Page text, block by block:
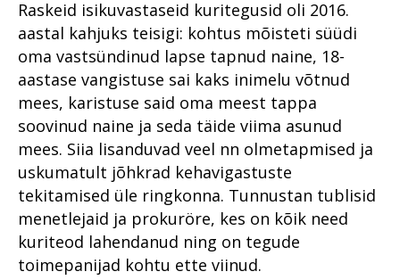
aastal 2022
Tugevatoimelised uimastid
Vahistamine ja
konfiskeerimine
Viru ringkonnaprokuratuur
aastal 2021
Mälestused Eurojusti tööst
2004–2019
Raskeid isikuvastaseid kuritegusid oli 2016.
aastal kahjuks teisigi: kohtus mõisteti süüdi
oma vastsündinud lapse tapnud naine, 18-
aastase vangistuse sai kaks inimelu võtnud
mees, karistuse said oma meest tappa
soovinud naine ja seda täide viima asunud
mees. Siia lisanduvad veel nn olmetapmised ja
uskumatult jõhkrad kehavigastuste
tekitamised üle ringkonna. Tunnustan tublisid
menetlejaid ja prokuröre, kes on kõik need
kuriteod lahendanud ning on tegude
toimepanijad kohtu ette viinud.